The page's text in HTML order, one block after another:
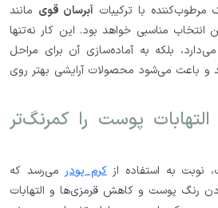
با ترکیباتآبرسان قوی مانند
انتخاب مناسبی خواهد بود. این کار نه‌تنها
بلکه به آماده‌سازی آن برای مراحل
و باعث می‌شود محصولات آرایشی بهتر روی
پوست را کمرنگ‌تر
به استفاده ازکرم‌ پودر می‌رسد که
رنگ پوست و کاهش قرمزی‌ها و التهابات